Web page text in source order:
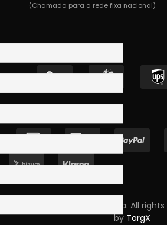
(Chamada para a rede fixa nacional)
Copyright © 2023 Skpro, Lda. All
by TargX